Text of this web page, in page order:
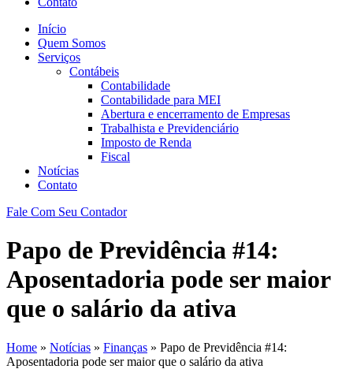
Início
Quem Somos
Serviços
Contábeis
Contabilidade
Contabilidade para MEI
Abertura e encerramento de Empresas
Trabalhista e Previdenciário
Imposto de Renda
Fiscal
Notícias
Contato
Fale Com Seu Contador
Papo de Previdência #14:
Aposentadoria pode ser maior
que o salário da ativa
Home » Notícias » Finanças » Papo de Previdência #14:
Aposentadoria pode ser maior que o salário da ativa